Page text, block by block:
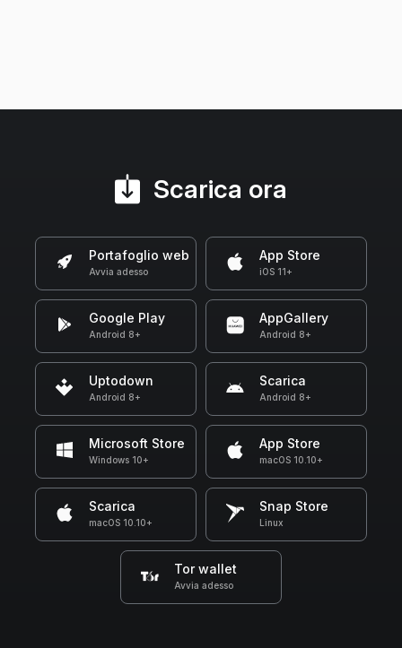
Scarica ora
Portafoglio web
Avvia adesso
App Store
iOS 11+
Google Play
Android 8+
AppGallery
Android 8+
Uptodown
Android 8+
Scarica
Android 8+
Microsoft Store
Windows 10+
App Store
macOS 10.10+
Scarica
macOS 10.10+
Snap Store
Linux
Tor wallet
Avvia adesso